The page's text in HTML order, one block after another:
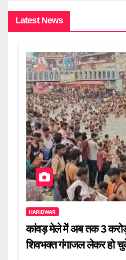
Latest News
HARIDWAR
कांवड़ मेले में अब तक 3
शिवभक्त गंगाजल लेकर हो